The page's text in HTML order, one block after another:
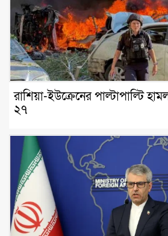
রাশিয়া-ইউক্রেনের পাল্টাপাল্টি
২৭